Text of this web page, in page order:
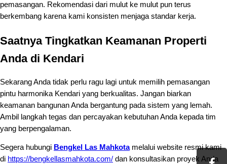
pemasangan. Rekomendasi dari mulut ke mulut pun terus
berkembang karena kami konsisten menjaga standar kerja.
Saatnya Tingkatkan Keamanan Properti
Anda di Kendari
Sekarang Anda tidak perlu ragu lagi untuk memilih pemasangan
pintu harmonika Kendari yang berkualitas. Jangan biarkan
keamanan bangunan Anda bergantung pada sistem yang lemah.
Ambil langkah tegas dan percayakan kebutuhan Anda kepada tim
yang berpengalaman.
Segera hubungi Bengkel Las Mahkotamelalui website resmi kami
di https://bengkellasmahkota.com/ dan konsultasikan proyek Anda